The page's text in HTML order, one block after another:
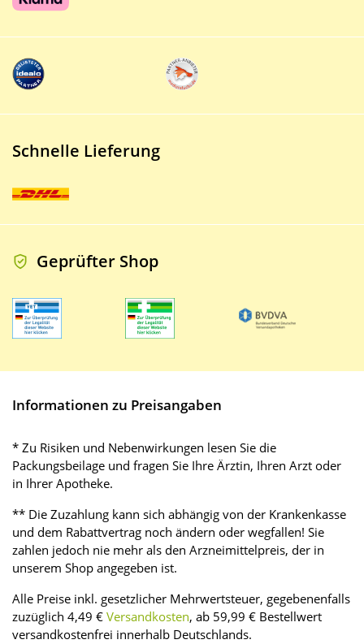
Schnelle Lieferung
Geprüfter Shop
Informationen zu Preisangaben
* Zu Risiken und Nebenwirkungen lesen Sie die
Packungsbeilage und fragen Sie Ihre Ärztin, Ihren Arzt oder
in Ihrer Apotheke.
** Die Zuzahlung kann sich abhängig von der Krankenkasse
und dem Rabattvertrag noch ändern oder wegfallen! Sie
zahlen jedoch nie mehr als den Arzneimittelpreis, der in
unserem Shop angegeben ist.
Alle Preise inkl. gesetzlicher Mehrwertsteuer, gegebenenfalls
zuzüglich 4,49 € Versandkosten, ab 59,99 € Bestellwert
versandkostenfrei innerhalb Deutschlands.